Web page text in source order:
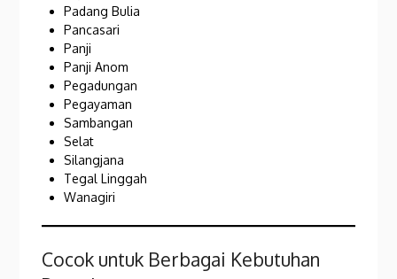
Padang Bulia
Pancasari
Panji
Panji Anom
Pegadungan
Pegayaman
Sambangan
Selat
Silangjana
Tegal Linggah
Wanagiri
Cocok untuk Berbagai Kebutuhan